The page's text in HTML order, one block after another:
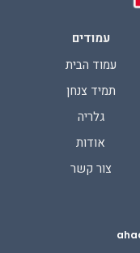
עמודים
עמוד הבית
תמיד צנחן
גלריה
אודות
צור קשר